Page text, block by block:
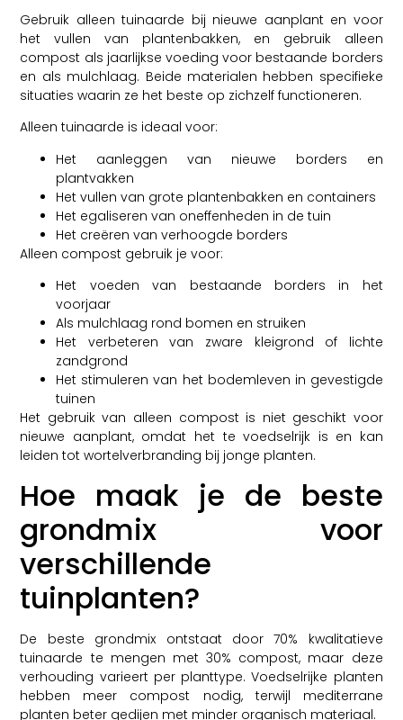
Gebruik alleen tuinaarde bij nieuwe aanplant en voor
het vullen van plantenbakken, en gebruik alleen
compost als jaarlijkse voeding voor bestaande borders
en als mulchlaag. Beide materialen hebben specifieke
situaties waarin ze het beste op zichzelf functioneren.
Alleen tuinaarde is ideaal voor:
Het aanleggen van nieuwe borders en
plantvakken
Het vullen van grote plantenbakken en containers
Het egaliseren van oneffenheden in de tuin
Het creëren van verhoogde borders
Alleen compost gebruik je voor:
Het voeden van bestaande borders in het
voorjaar
Als mulchlaag rond bomen en struiken
Het verbeteren van zware kleigrond of lichte
zandgrond
Het stimuleren van het bodemleven in gevestigde
tuinen
Het gebruik van alleen compost is niet geschikt voor
nieuwe aanplant, omdat het te voedselrijk is en kan
leiden tot wortelverbranding bij jonge planten.
Hoe maak je de beste
grondmix voor
verschillende
tuinplanten?
De beste grondmix ontstaat door 70% kwalitatieve
tuinaarde te mengen met 30% compost, maar deze
verhouding varieert per planttype. Voedselrijke planten
hebben meer compost nodig, terwijl mediterrane
planten beter gedijen met minder organisch materiaal.